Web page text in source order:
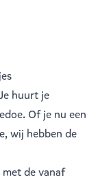
huurt je
Of je nu een
wij hebben de
de vanaf